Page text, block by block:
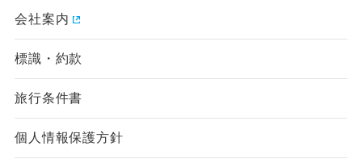
会社案内
標識・約款
旅行条件書
個人情報保護方針